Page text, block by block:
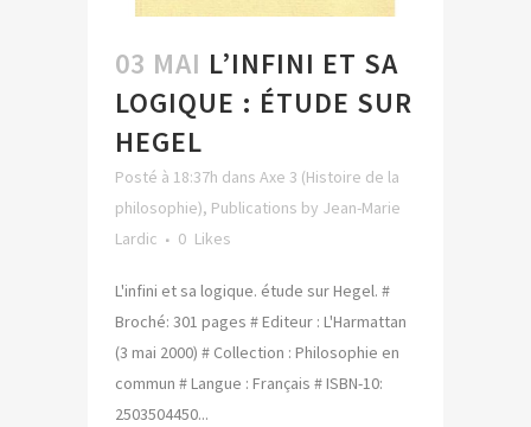
03 MAI L’INFINI ET SA
LOGIQUE : ÉTUDE SUR
HEGEL
Posté à 18:37h dans Axe 3 (Histoire de la
philosophie), Publications by Jean-Marie
Lardic
0 Likes
L'infini et sa logique. étude sur Hegel. #
Broché: 301 pages # Editeur : L'Harmattan
(3 mai 2000) # Collection : Philosophie en
commun # Langue : Français # ISBN-10:
2503504450...